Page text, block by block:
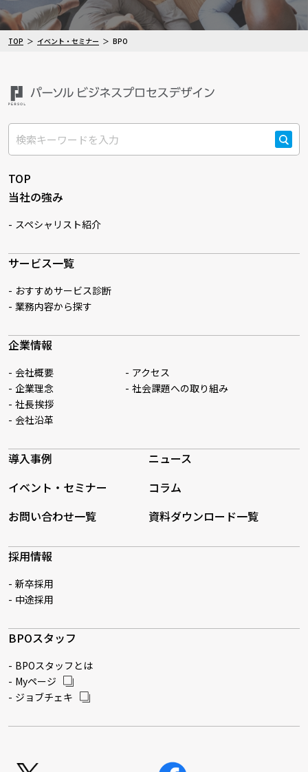
TOP イベント・セミナー BPO
検索
TOP
当社の強み
スペシャリスト紹介
サービス一覧
おすすめサービス診断
業務内容から探す
企業情報
会社概要
企業理念
社長挨拶
会社沿革
アクセス
社会課題への取り組み
導入事例
ニュース
イベント・セミナー
コラム
お問い合わせ一覧
資料ダウンロード一覧
採用情報
新卒採用
中途採用
BPOスタッフ
BPOスタッフとは
Myページ
ジョブチェキ